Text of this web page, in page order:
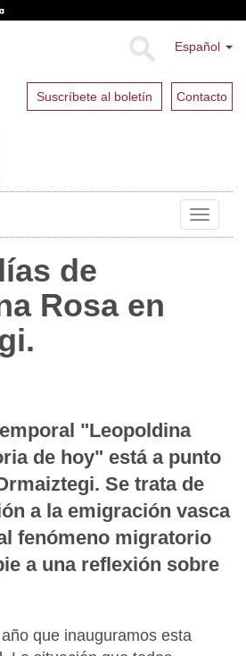
Español
Suscríbete al boletín Contacto
Toggle
de
Rosa en
"Leopoldina
de hoy" está a punto
Se trata de
a la emigración vasca
fenómeno migratorio
a una reflexión sobre
que inauguramos esta